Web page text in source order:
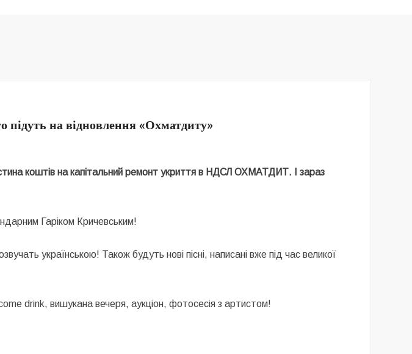
підуть на відновлення «Охматдиту»
коштів на капітальний ремонт укриття в НДСЛ ОХМАТДИТ. І зараз
Гаріком Кричевським!
українською! Також будуть нові пісні, написані вже під час великої
drink, вишукана вечеря, аукціон, фотосесія з артистом!